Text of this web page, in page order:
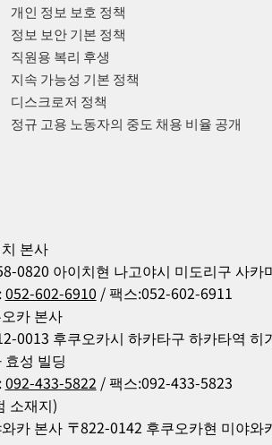
개인 정보 보호 정책
정보 보안 기본 정책
직원용 복리 후생
지속 가능성 기본 정책
디스크로저 정책
정규 고용 노동자의 중도 채용 비율 공개
본사
0820 아이치현 나고야시 미도리구 사카
052-602-6910 / 팩스:052-602-6911
카 본사
0013 후쿠오카시 하카타구 하카타역 히
효성 빌딩
092-433-5822 / 팩스:092-433-5823
소재지)
카 본사 〒822-0142 후쿠오카현 미야와